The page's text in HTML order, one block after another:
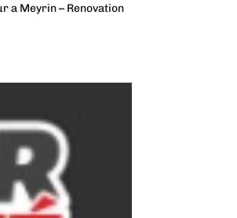
a Meyrin – Renovation